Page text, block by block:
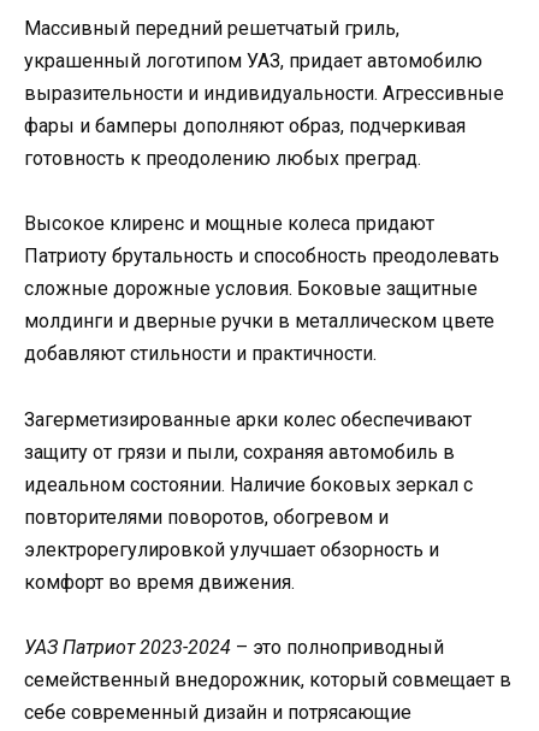
Массивный передний решетчатый гриль,
украшенный логотипом УАЗ, придает автомобилю
выразительности и индивидуальности. Агрессивные
фары и бамперы дополняют образ, подчеркивая
готовность к преодолению любых преград.
Высокое клиренс и мощные колеса придают
Патриоту брутальность и способность преодолевать
сложные дорожные условия. Боковые защитные
молдинги и дверные ручки в металлическом цвете
добавляют стильности и практичности.
Загерметизированные арки колес обеспечивают
защиту от грязи и пыли, сохраняя автомобиль в
идеальном состоянии. Наличие боковых зеркал с
повторителями поворотов, обогревом и
электрорегулировкой улучшает обзорность и
комфорт во время движения.
УАЗ Патриот 2023-2024 – это полноприводный
семейственный внедорожник, который совмещает в
себе современный дизайн и потрясающие